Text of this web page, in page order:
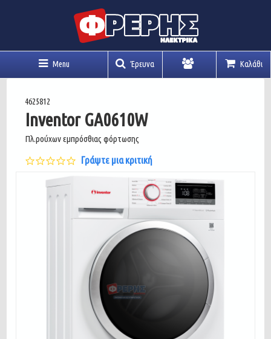
Menu Έρευνα Καλάθι
4625812
Inventor GA0610W
Πλ.ρούχων εμπρόσθιας φόρτωσης
0.0
star
Γράψτε μια κριτική